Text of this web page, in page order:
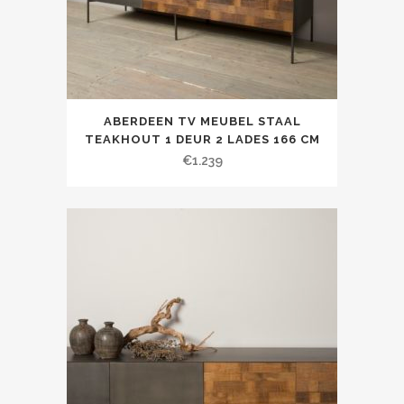
ABERDEEN TV MEUBEL STAAL
TEAKHOUT 1 DEUR 2 LADES 166 CM
€1.239